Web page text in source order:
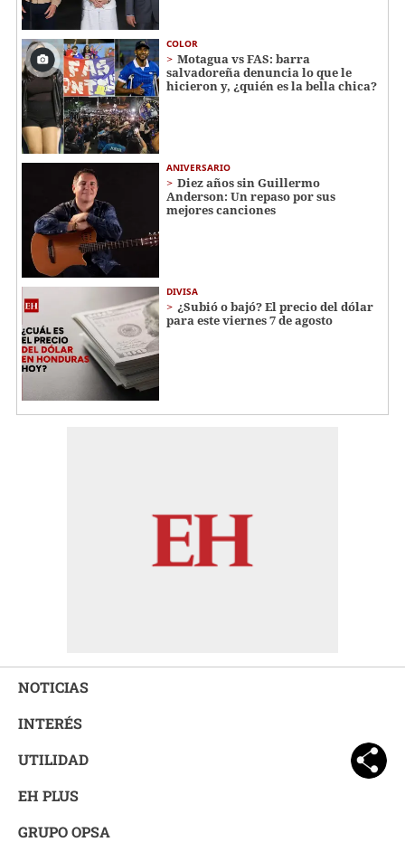
COLOR
Motagua vs FAS: barra
salvadoreña denuncia lo que le
hicieron y, ¿quién es la bella chica?
ANIVERSARIO
Diez años sin Guillermo
Anderson: Un repaso por sus
mejores canciones
DIVISA
¿Subió o bajó? El precio del dólar
para este viernes 7 de agosto
NOTICIAS
INTERÉS
UTILIDAD
EH PLUS
GRUPO OPSA